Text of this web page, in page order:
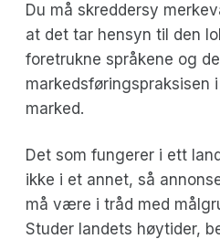
Du må skreddersy
at det tar hensyn til den
foretrukne språkene og
markedsføringspraksisen
marked.
Det som fungerer i ett
ikke i et annet, så
må være i tråd med
Studer landets høytider,